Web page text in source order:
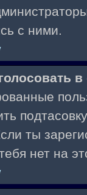
с ними.
ты
нет на